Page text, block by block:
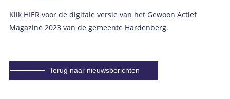
Klik HIERvoor de digitale versie van het Gewoon Actief
Magazine 2023 van de gemeente Hardenberg.
Terug naar nieuwsberichten